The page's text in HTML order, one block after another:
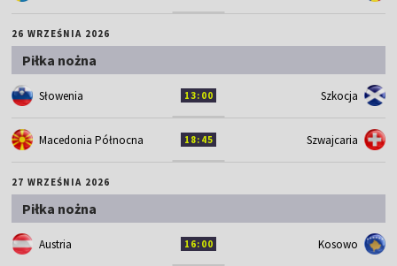
26 WRZEŚNIA 2026
Piłka nożna
Słowenia 13:00 Szkocja
Macedonia Północna 18:45 Szwajcaria
27 WRZEŚNIA 2026
Piłka nożna
Austria 16:00 Kosowo